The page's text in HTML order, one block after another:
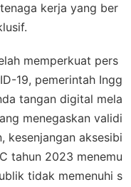
kerja yang ber
memperkuat pers
19, pemerintah Ingg
tangan digital mela
menegaskan validi
kesenjangan aksesibi
tahun 2023 menemu
tidak memenuhi s